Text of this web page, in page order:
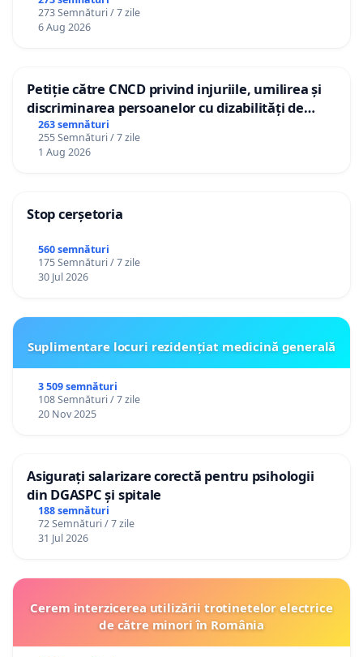
personali
273 Semnături / 7 zile
6 Aug 2026
Petiție către CNCD privind injuriile, umilirea și
discriminarea persoanelor cu dizabilități de
către utilizatorul TikTok „Gorici”
263 semnături
255 Semnături / 7 zile
1 Aug 2026
Stop cerșetoria
560 semnături
175 Semnături / 7 zile
30 Jul 2026
Suplimentare locuri rezidențiat medicină generală
3 509 semnături
108 Semnături / 7 zile
20 Nov 2025
Asigurați salarizare corectă pentru psihologii
din DGASPC și spitale
188 semnături
72 Semnături / 7 zile
31 Jul 2026
Cerem interzicerea utilizării trotinetelor electrice
de către minori în România